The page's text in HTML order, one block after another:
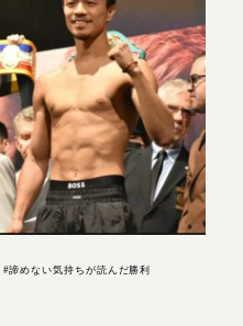
#諦めない気持ちが読んだ勝利